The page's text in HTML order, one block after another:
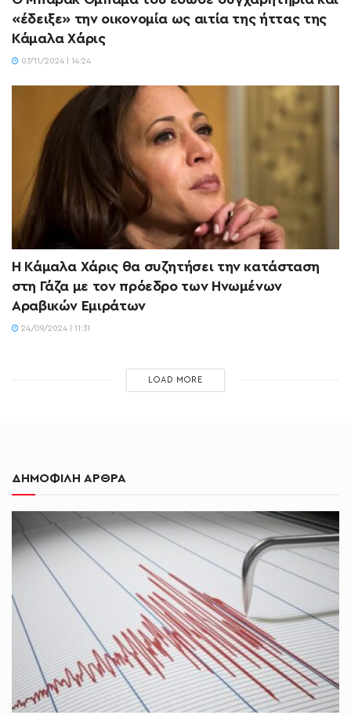
«έδειξε» την οικονομία ως αιτία της ήττας της
Κάμαλα Χάρις
07/11/2024 | 14:24
Η Κάμαλα Χάρις θα συζητήσει την κατάσταση
στη Γάζα με τον πρόεδρο των Ηνωμένων
Αραβικών Εμιράτων
24/09/2024 | 11:31
LOAD MORE
ΔΗΜΟΦΙΛΗ ΑΡΘΡΑ